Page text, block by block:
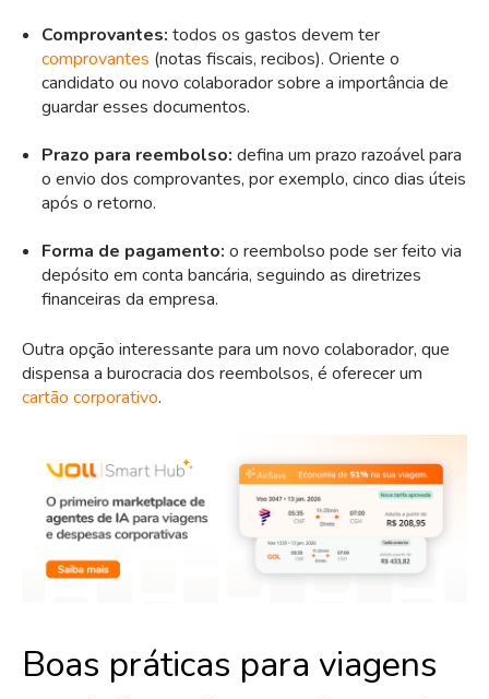
Comprovantes: todos os gastos devem ter
comprovantes (notas fiscais, recibos). Oriente o
candidato ou novo colaborador sobre a importância de
guardar esses documentos.
Prazo para reembolso: defina um prazo razoável para
o envio dos comprovantes, por exemplo, cinco dias úteis
após o retorno.
Forma de pagamento: o reembolso pode ser feito via
depósito em conta bancária, seguindo as diretrizes
financeiras da empresa.
Outra opção interessante para um novo colaborador, que
dispensa a burocracia dos reembolsos, é oferecer um
cartão corporativo.
Boas práticas para viagens